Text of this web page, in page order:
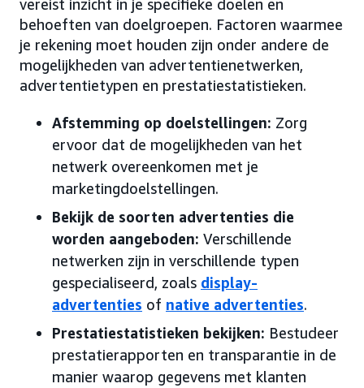
vereist inzicht in je specifieke doelen en
behoeften van doelgroepen. Factoren waarmee
je rekening moet houden zijn onder andere de
mogelijkheden van advertentienetwerken,
advertentietypen en prestatiestatistieken.
Afstemming op doelstellingen: Zorg
ervoor dat de mogelijkheden van het
netwerk overeenkomen met je
marketingdoelstellingen.
Bekijk de soorten advertenties die
worden aangeboden: Verschillende
netwerken zijn in verschillende typen
gespecialiseerd, zoals display-
advertenties of native advertenties.
Prestatiestatistieken bekijken: Bestudeer
prestatierapporten en transparantie in de
manier waarop gegevens met klanten